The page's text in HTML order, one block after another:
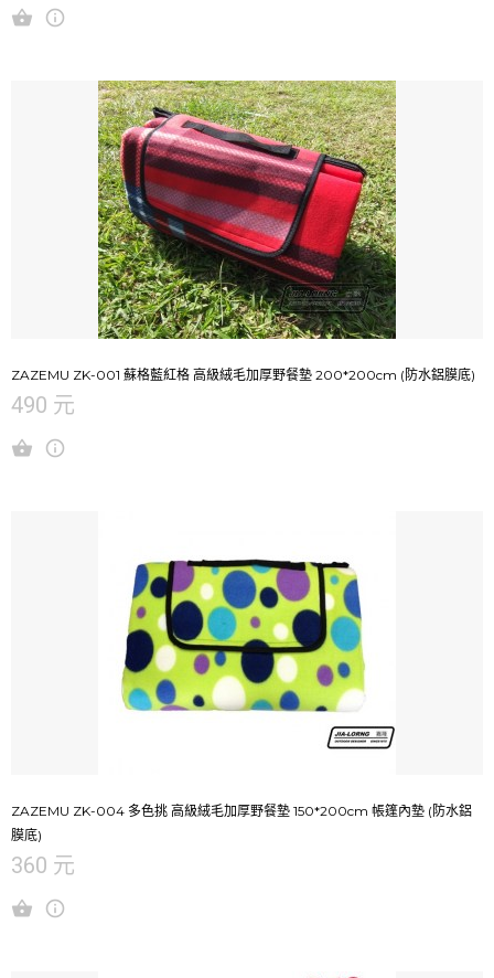
ZAZEMU ZK-001 蘇格藍紅格 高級絨毛加厚野餐墊 200*200cm (防水鋁膜底)
490 元
ZAZEMU ZK-004 多色挑 高級絨毛加厚野餐墊 150*200cm 帳篷內墊 (防水鋁
膜底)
360 元